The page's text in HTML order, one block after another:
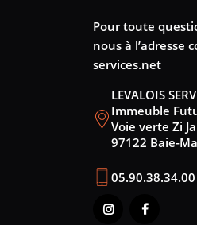
Pour toute
nous à l’adresse
services.net
LEVALOIS
Immeuble
Voie verte Zi
97122 Baie-
05.90.38.34.00